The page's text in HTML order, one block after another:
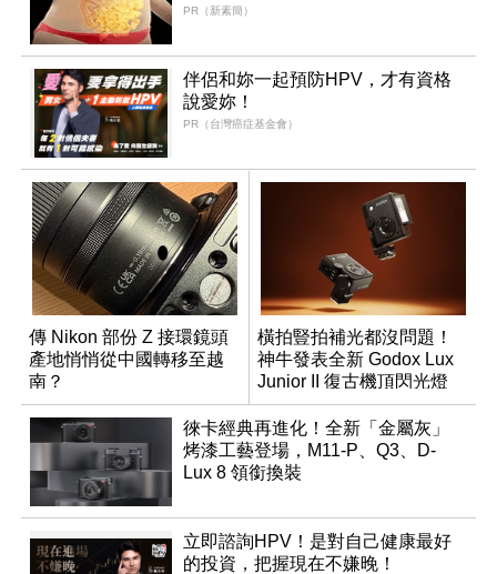
PR（新素簡）
伴侶和妳一起預防HPV，才有資格
說愛妳！
PR（台灣癌症基金會）
傳 Nikon 部份 Z 接環鏡頭
產地悄悄從中國轉移至越
南？
橫拍豎拍補光都沒問題！
神牛發表全新 Godox Lux
Junior II 復古機頂閃光燈
徠卡經典再進化！全新「金屬灰」
烤漆工藝登場，M11-P、Q3、D-
Lux 8 領銜換裝
立即諮詢HPV！是對自己健康最好
的投資，把握現在不嫌晚！